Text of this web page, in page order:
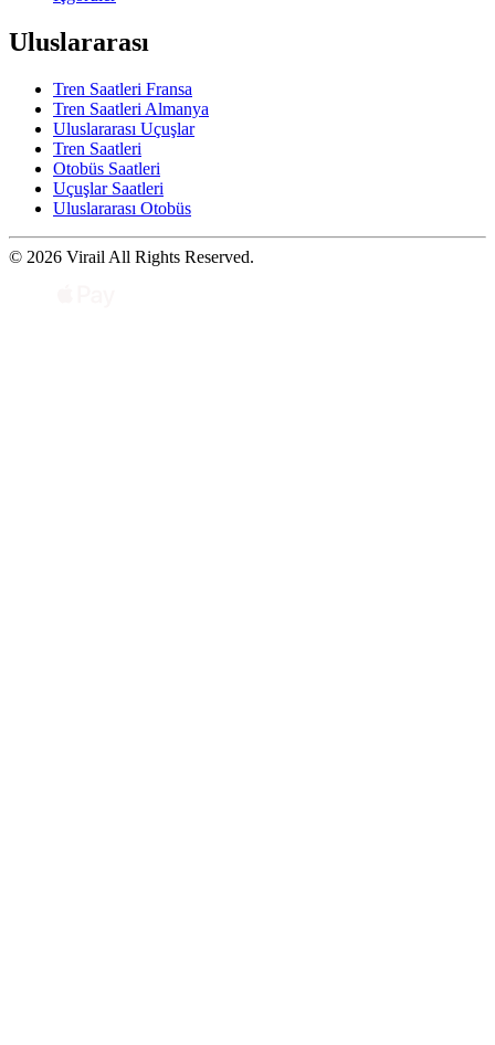
Uluslararası
Tren Saatleri Fransa
Tren Saatleri Almanya
Uluslararası Uçuşlar
Tren Saatleri
Otobüs Saatleri
Uçuşlar Saatleri
Uluslararası Otobüs
© 2026 Virail All Rights Reserved.